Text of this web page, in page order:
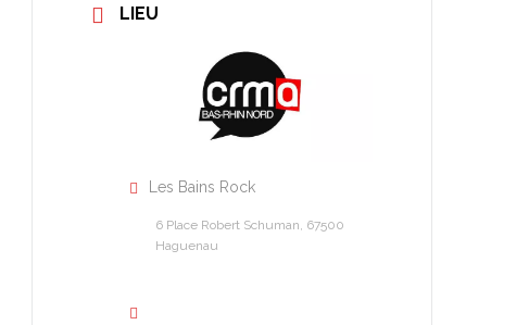
LIEU
Les Bains Rock
6 Place Robert Schuman, 67500
Haguenau